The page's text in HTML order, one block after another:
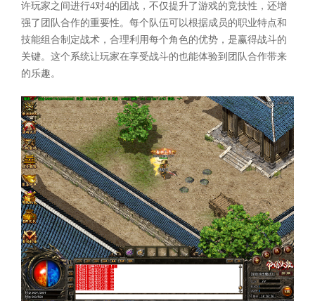
许玩家之间进行4对4的团战，不仅提升了游戏的竞技性，还增
强了团队合作的重要性。每个队伍可以根据成员的职业特点和
技能组合制定战术，合理利用每个角色的优势，是赢得战斗的
关键。这个系统让玩家在享受战斗的也能体验到团队合作带来
的乐趣。